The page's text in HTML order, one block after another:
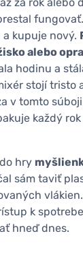
za rok alebo
kupuje nový.
alebo
hodinu a
stojí tristo
v tomto
každý
hry
sám taviť
k
hneď dnes.